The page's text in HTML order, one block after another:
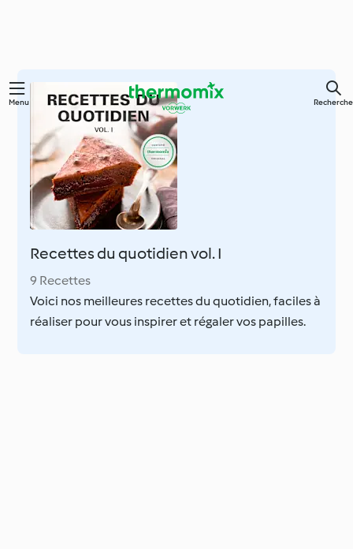
Skip
content
Menu Recherche
Recettes du quotidien vol. I
9 Recettes
Voici nos meilleures recettes du quotidien, faciles à
réaliser pour vous inspirer et régaler vos papilles.